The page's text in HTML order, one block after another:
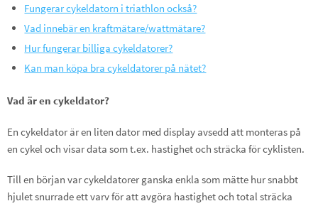
Fungerar cykeldatorn i triathlon också?
Vad innebär en kraftmätare/wattmätare?
Hur fungerar billiga cykeldatorer?
Kan man köpa bra cykeldatorer på nätet?
Vad är en cykeldator?
En cykeldator är en liten dator med display avsedd att monteras på
en cykel och visar data som t.ex. hastighet och sträcka för cyklisten.
Till en början var cykeldatorer ganska enkla som mätte hur snabbt
hjulet snurrade ett varv för att avgöra hastighet och total sträcka